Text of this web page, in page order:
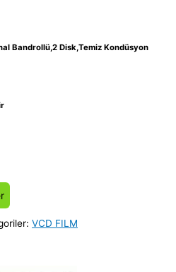
Bandrollü,2 Disk,Temiz Kondüsyon
VCD FILM